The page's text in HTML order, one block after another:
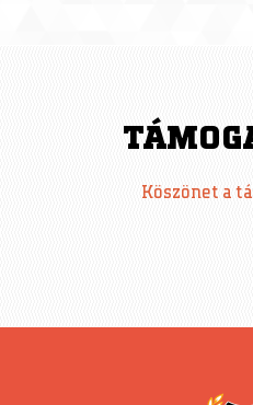
Köszönet a